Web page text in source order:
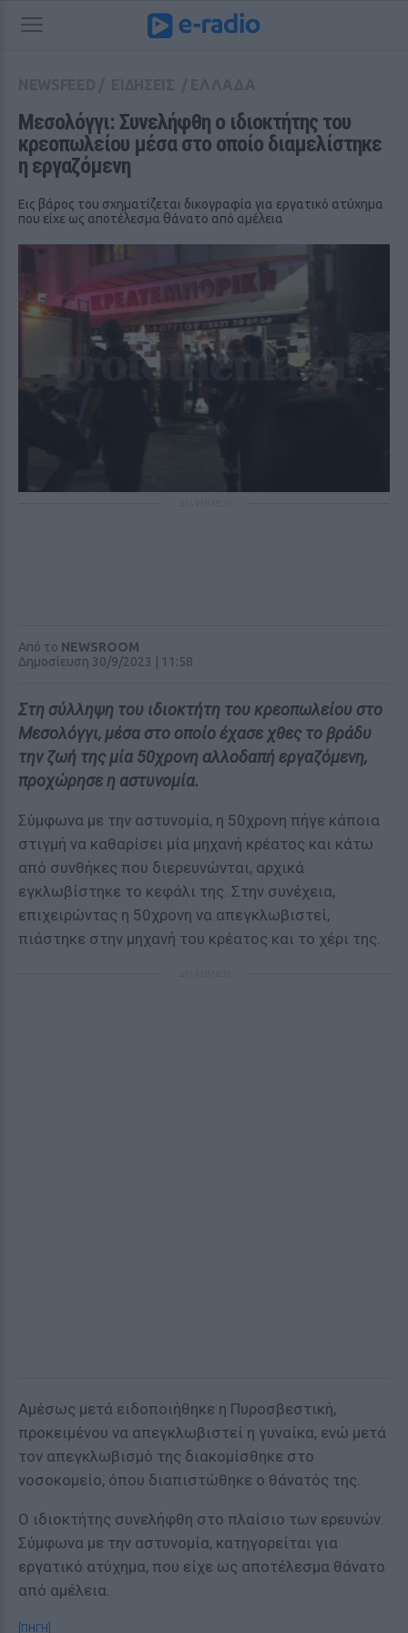
Μεσολόγγι: Συνελήφθη ο ιδιοκτήτης του
κρεοπωλείου μέσα στο οποίο διαμελίστηκε
η εργαζόμενη
Εις βάρος του σχηματίζεται δικογραφία για εργατικό ατύχημα
που είχε ως αποτέλεσμα θάνατο από αμέλεια
Από το NEWSROOM
Δημοσίευση 30/9/2023 | 11:58
Στη σύλληψη του ιδιοκτήτη του κρεοπωλείου στο
Μεσολόγγι, μέσα στο οποίο έχασε χθες το βράδυ
την ζωή της μία 50χρονη αλλοδαπή εργαζόμενη,
προχώρησε η αστυνομία.
Σύμφωνα με την αστυνομία, η 50χρονη πήγε κάποια
στιγμή να καθαρίσει μία μηχανή κρέατος και κάτω
από συνθήκες που διερευνώνται, αρχικά
εγκλωβίστηκε το κεφάλι της. Στην συνέχεια,
επιχειρώντας η 50χρονη να απεγκλωβιστεί,
πιάστηκε στην μηχανή του κρέατος και το χέρι της.
Αμέσως μετά ειδοποιήθηκε η Πυροσβεστική,
προκειμένου να απεγκλωβιστεί η γυναίκα, ενώ μετά
τον απεγκλωβισμό της διακομίσθηκε στο
νοσοκομείο, όπου διαπιστώθηκε ο θάνατός της.
Ο ιδιοκτήτης συνελήφθη στο πλαίσιο των ερευνών.
Σύμφωνα με την αστυνομία, κατηγορείται για
εργατικό ατύχημα, που είχε ως αποτέλεσμα θάνατο
από αμέλεια.
[ΠΗΓΗ]